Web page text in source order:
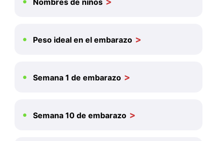
Nombres de niños
Peso ideal en el embarazo
Semana 1 de embarazo
Semana 10 de embarazo